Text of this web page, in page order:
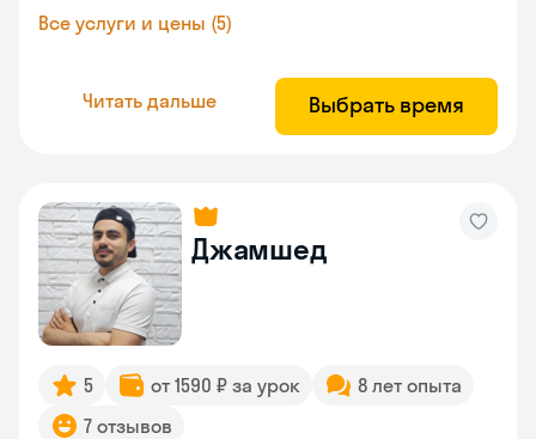
Все услуги и цены (5)
Читать дальше Выбрать время
Джамшед
5 от 1590 ₽ за урок
8 лет опыта
7 отзывов